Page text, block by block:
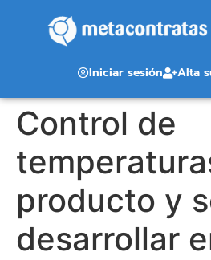
Iniciar sesión Alta
Control de
producto y
desarrollar